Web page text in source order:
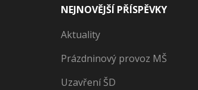
NEJNOVĚJŠÍ PŘÍSPĚVKY
Aktuality
Prázdninový provoz MŠ
Uzavření ŠD